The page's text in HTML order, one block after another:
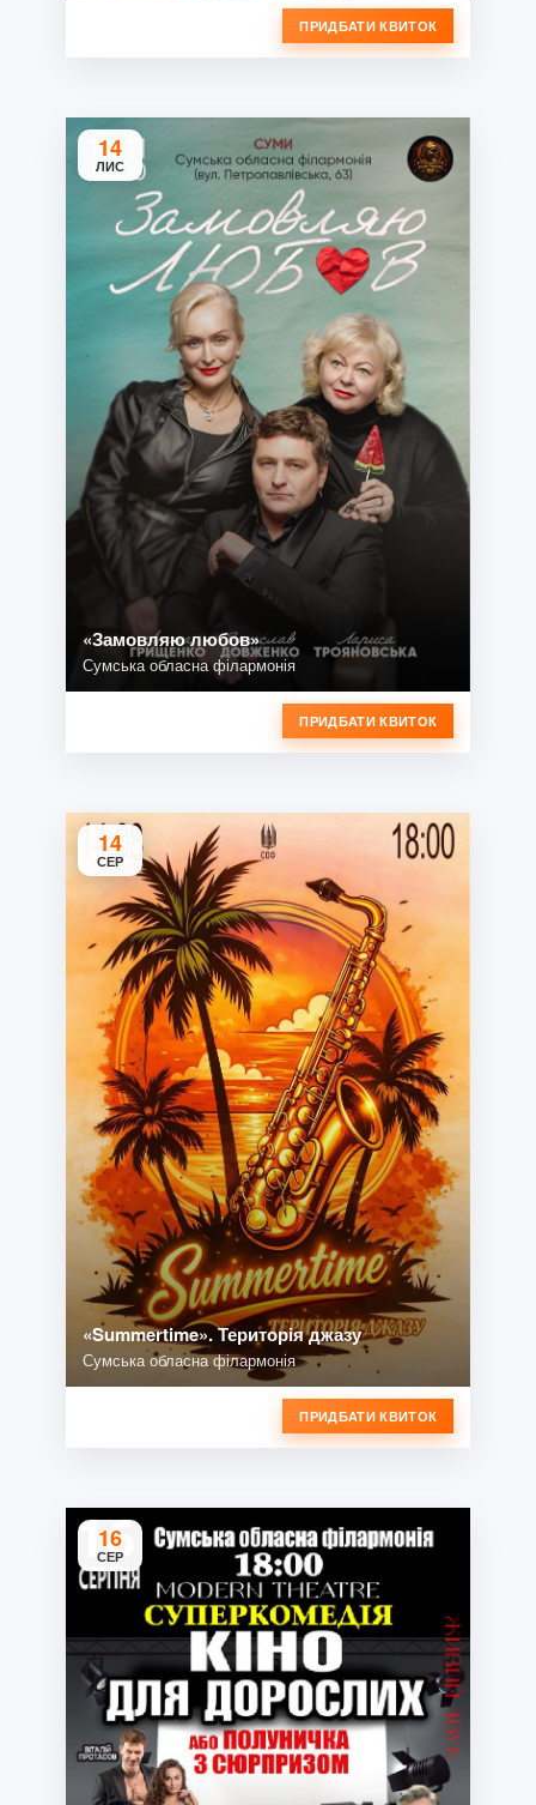
ПРИДБАТИ КВИТОК
14
ЛИС
«Замовляю любов»
Сумська обласна філармонія
ПРИДБАТИ КВИТОК
14
СЕР
«Summertime». Територія джазу
Сумська обласна філармонія
ПРИДБАТИ КВИТОК
16
СЕР